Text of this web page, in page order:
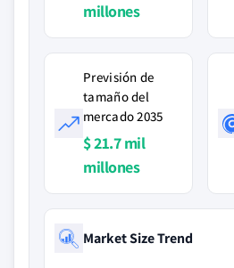
millones
Previsión de
tamaño del
mercado 2035
$ 21.7 mil
millones
Market Size Trend